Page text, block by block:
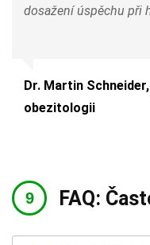
dosažení úspěchu při
Dr. Martin
obezitologii
FAQ: